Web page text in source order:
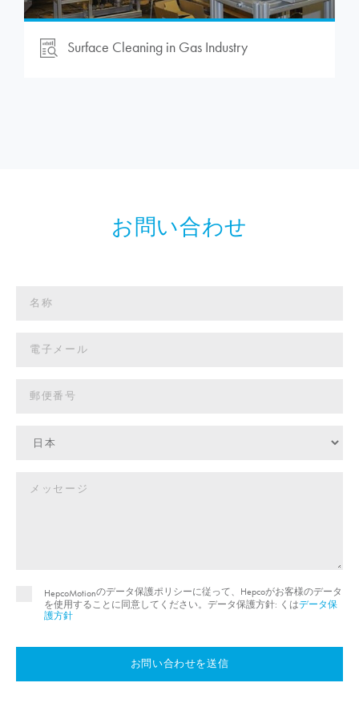
Surface Cleaning in Gas Industry
HepcoMotionのデータ保護ポリシーに従って、Hepcoがお客様のデータ
を使用することに同意してください。データ保護方針: くはデータ保
護方針
お問い合わせを送信